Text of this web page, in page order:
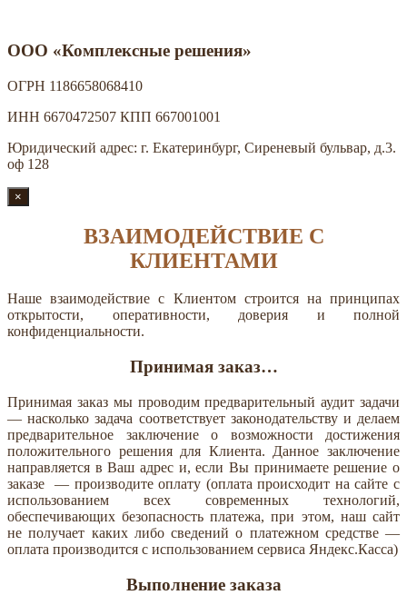
ООО «Комплексные решения»
ОГРН 1186658068410
ИНН 6670472507 КПП 667001001
Юридический адрес: г. Екатеринбург, Сиреневый бульвар, д.3.
оф 128
×
ВЗАИМОДЕЙСТВИЕ С
КЛИЕНТАМИ
Наше взаимодействие с Клиентом строится на принципах
открытости, оперативности, доверия и полной
конфиденциальности.
Принимая заказ…
Принимая заказ мы проводим предварительный аудит задачи
— насколько задача соответствует законодательству и делаем
предварительное заключение о возможности достижения
положительного решения для Клиента. Данное заключение
направляется в Ваш адрес и, если Вы принимаете решение о
заказе — производите оплату (оплата происходит на сайте с
использованием всех современных технологий,
обеспечивающих безопасность платежа, при этом, наш сайт
не получает каких либо сведений о платежном средстве —
оплата производится с использованием сервиса Яндекс.Касса)
Выполнение заказа